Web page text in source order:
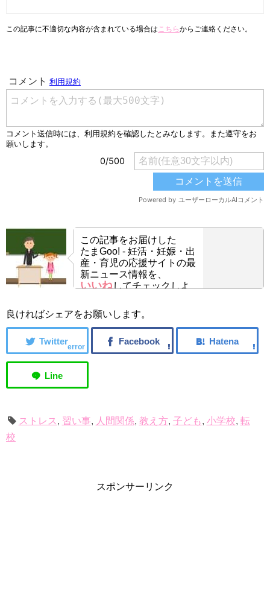
この記事に不適切な内容が含まれている場合はこちらからご連絡ください。
この記事をお届けした
たまGoo! - 妊活・妊娠・出
産・育児の応援サイトの最
新ニュース情報を、
いいねしてチェックしよ
良ければシェアをお願いします。
error
ストレス , 習い事, 人間関係, 教え方, 子ども, 小学校, 転
校
スポンサーリンク